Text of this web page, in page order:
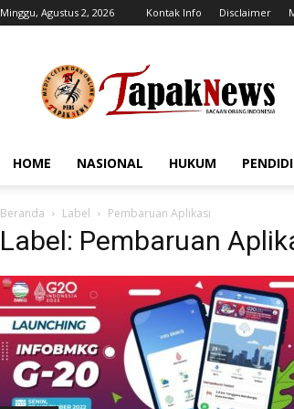
Minggu, Agustus 2, 2026 Kontak Info Disclaimer
HOME NASIONAL HUKUM
Beranda Label Pembaruan Aplikasi
Label: Pembaruan